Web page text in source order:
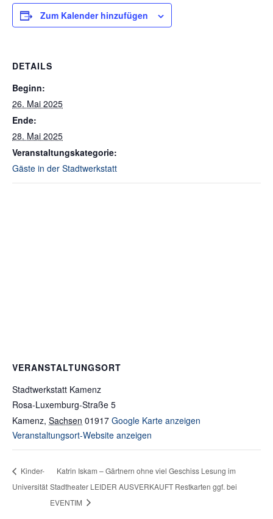
Zum Kalender hinzufügen
DETAILS
Beginn:
26. Mai 2025
Ende:
28. Mai 2025
Veranstaltungskategorie:
Gäste in der Stadtwerkstatt
VERANSTALTUNGSORT
Stadtwerkstatt Kamenz
Rosa-Luxemburg-Straße 5
Kamenz, Sachsen 01917 Google Karte anzeigen
Veranstaltungsort-Website anzeigen
Kinder-
Universität
Katrin Iskam – Gärtnern ohne viel Geschiss Lesung im
Stadtheater LEIDER AUSVERKAUFT Restkarten ggf. bei
EVENTIM